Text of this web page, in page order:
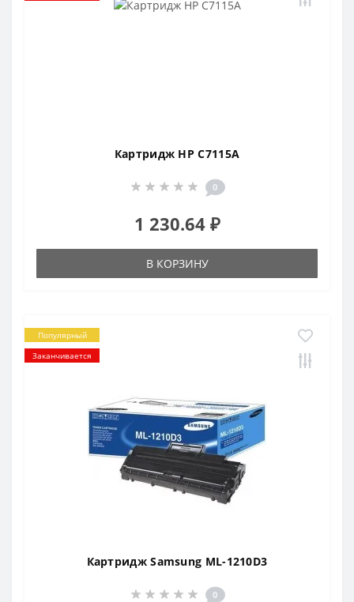
Картридж HP C7115A
0
1 230.64 ₽
В КОРЗИНУ
Популярный
Заканчивается
Картридж Samsung ML-1210D3
0